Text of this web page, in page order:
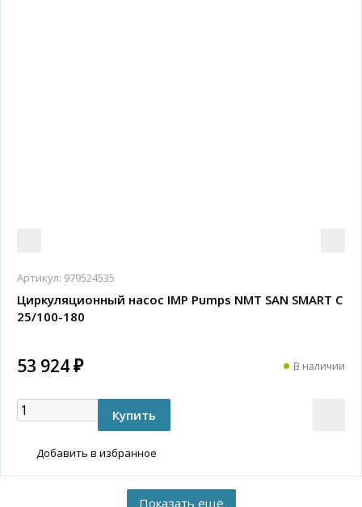
Артикул: 979524535
Циркуляционный насос IMP Pumps NMT SAN SMART C
25/100-180
53 924 ₽ В наличии
Добавить в избранное